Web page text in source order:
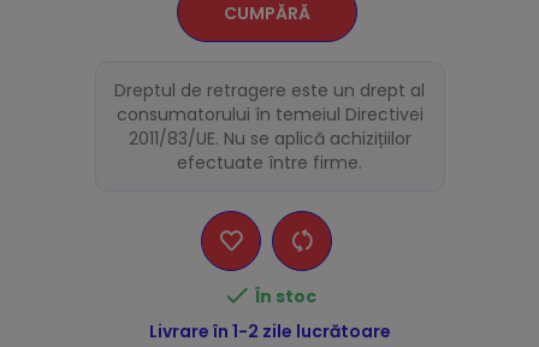
CUMPĂRĂ
Dreptul de retragere este un drept al
consumatorului în temeiul Directivei
2011/83/UE. Nu se aplică achizițiilor
efectuate între firme.
 În stoc
Livrare în 1-2 zile lucrătoare